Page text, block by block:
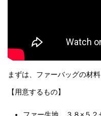
まずは、ファーバッグの材
【用意するもの】